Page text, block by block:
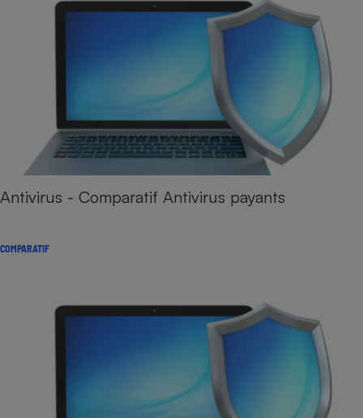
Antivirus - Comparatif Antivirus payants
COMPARATIF